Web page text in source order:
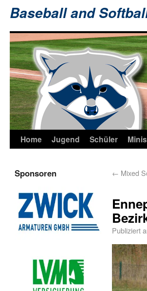
Baseball and
Home Jugend Schüler Minis
← Mixed
Publiziert
Sponsoren